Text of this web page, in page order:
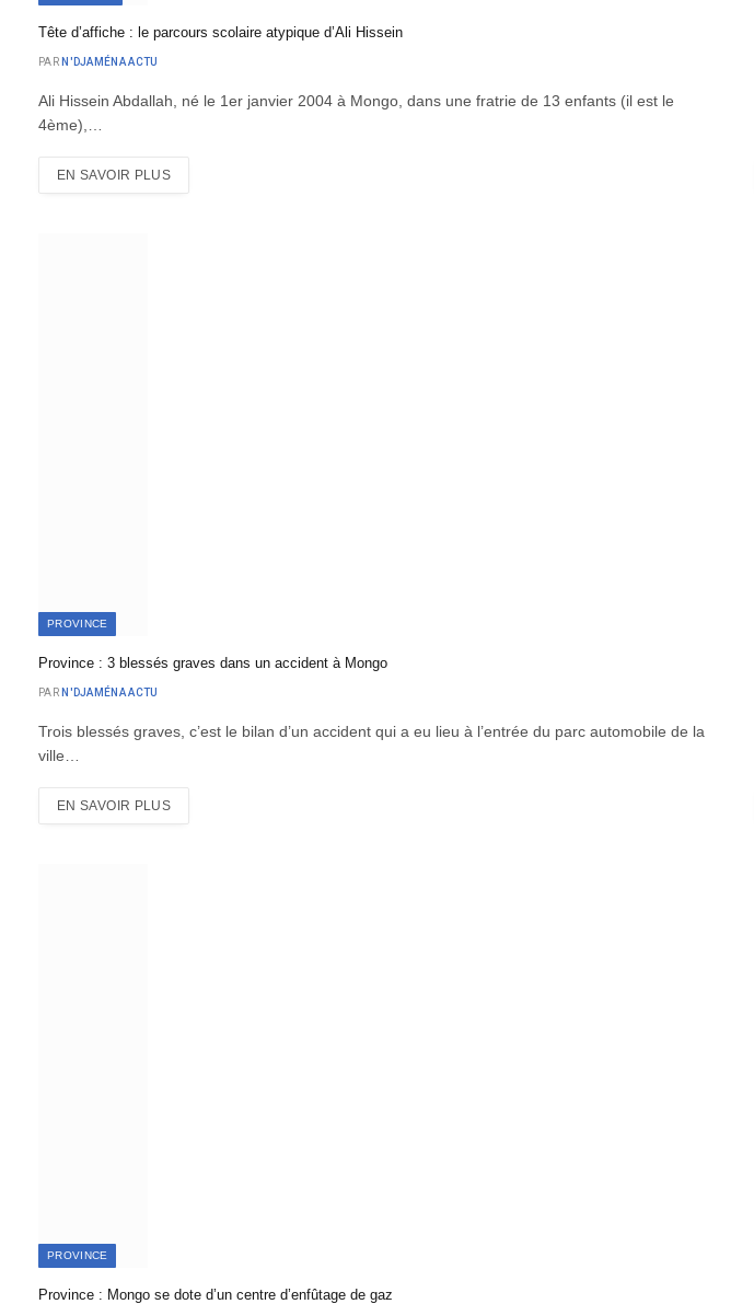
Tête d’affiche : le parcours scolaire atypique d’Ali Hissein
PAR N'DJAMÉNA ACTU
Ali Hissein Abdallah, né le 1er janvier 2004 à Mongo, dans une fratrie de 13 enfants (il est le
4ème),…
EN SAVOIR PLUS
PROVINCE
Province : 3 blessés graves dans un accident à Mongo
PAR N'DJAMÉNA ACTU
Trois blessés graves, c’est le bilan d’un accident qui a eu lieu à l’entrée du parc automobile de la
ville…
EN SAVOIR PLUS
PROVINCE
Province : Mongo se dote d’un centre d’enfûtage de gaz